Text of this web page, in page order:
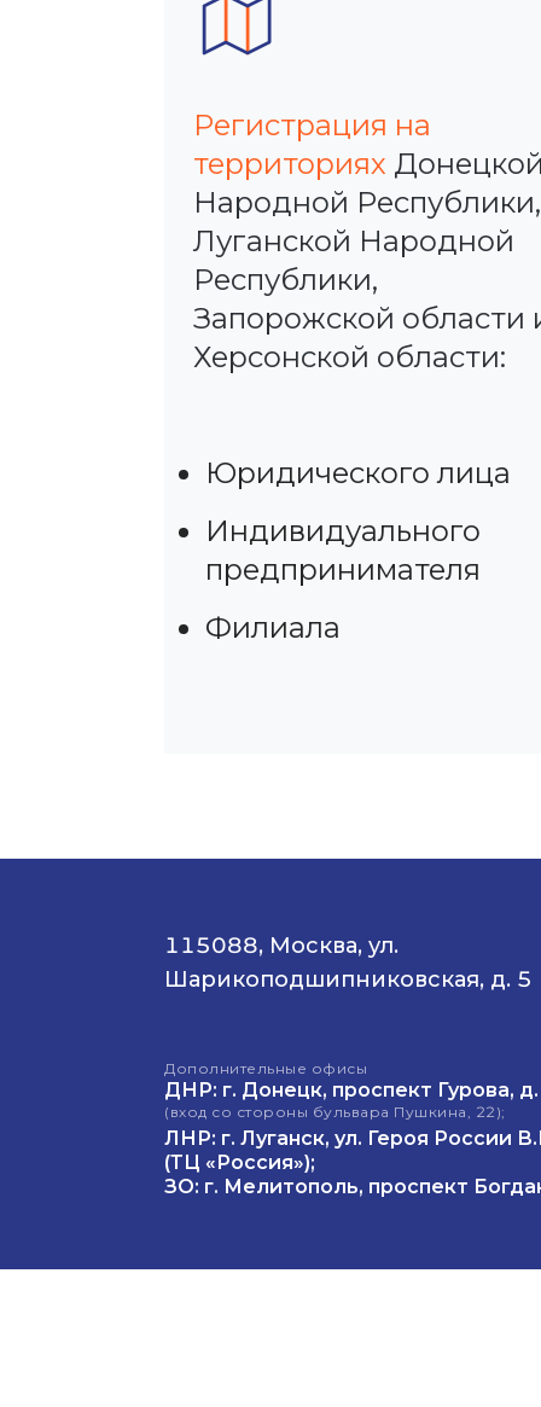
Регистрация на
территориях
Народной Республики,
Луганской Народной
Республики,
Запорожской области
Херсонской области:
Юридического лица
Индивидуального
предпринимателя
Филиала
115088, Москва, ул.
Шарикоподшипниковская, д. 5
Дополнительные офисы
ДНР: г. Донецк, проспект Гурова,
(вход со стороны бульвара Пушкина, 22);
ЛНР: г. Луганск, ул. Героя России
(ТЦ «Россия»);
ЗО: г. Мелитополь, проспект